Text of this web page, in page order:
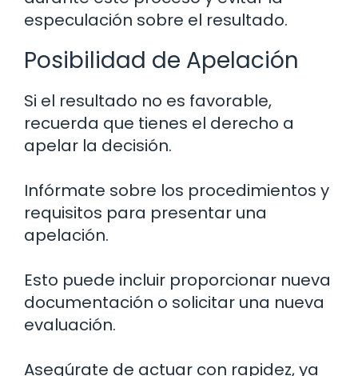
especulación sobre el resultado.
Posibilidad de Apelación
Si el resultado no es favorable,
recuerda que tienes el derecho a
apelar la decisión.
Infórmate sobre los procedimientos y
requisitos para presentar una
apelación.
Esto puede incluir proporcionar nueva
documentación o solicitar una nueva
evaluación.
Asegúrate de actuar con rapidez, ya